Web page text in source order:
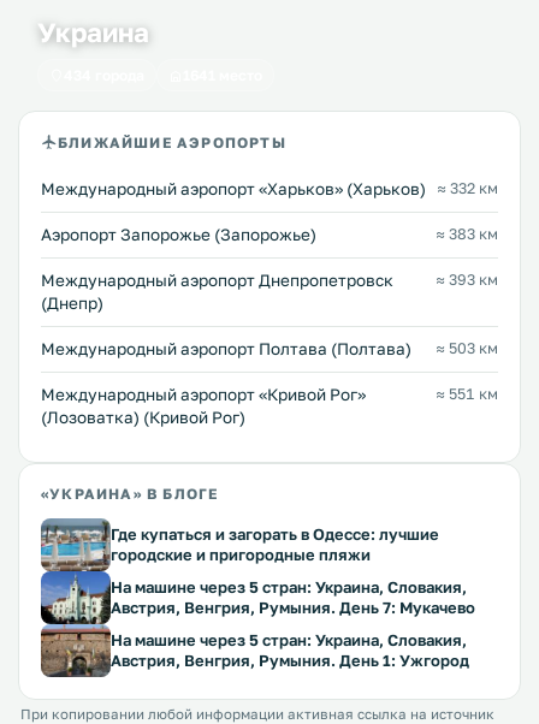
Украина
БЛИЖАЙШИЕ АЭРОПОРТЫ
Международный аэропорт «Харьков» (Харьков) ≈ 332 км
Аэропорт Запорожье (Запорожье) ≈ 383 км
Международный аэропорт Днепропетровск
(Днепр)
≈ 393 км
Международный аэропорт Полтава (Полтава) ≈ 503 км
Международный аэропорт «Кривой Рог»
(Лозоватка) (Кривой Рог)
≈ 551 км
«УКРАИНА» В БЛОГЕ
Где купаться и загорать в Одессе: лучшие
городские и пригородные пляжи
На машине через 5 стран: Украина, Словакия,
Австрия, Венгрия, Румыния. День 7: Мукачево
На машине через 5 стран: Украина, Словакия,
Австрия, Венгрия, Румыния. День 1: Ужгород
При копировании любой информации активная ссылка на источник